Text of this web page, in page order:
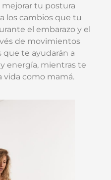
tu postura
los cambios que tu
el embarazo y el
de movimientos
que te ayudarán a
energía, mientras te
vida como mamá.